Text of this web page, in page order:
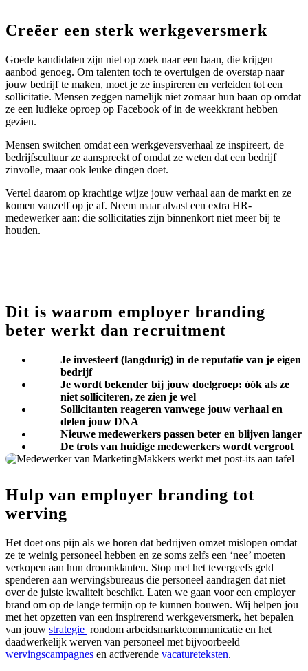
Creëer een sterk werkgeversmerk
Goede kandidaten zijn niet op zoek naar een baan, die krijgen
aanbod genoeg. Om talenten toch te overtuigen de overstap naar
jouw bedrijf te maken, moet je ze inspireren en verleiden tot een
sollicitatie. Mensen zeggen namelijk niet zomaar hun baan op omdat
ze een ludieke oproep op Facebook of in de weekkrant hebben
gezien.
Mensen switchen omdat een werkgeversverhaal ze inspireert, de
bedrijfscultuur ze aanspreekt of omdat ze weten dat een bedrijf
zinvolle, maar ook leuke dingen doet.
Vertel daarom op krachtige wijze jouw verhaal aan de markt en ze
komen vanzelf op je af. Neem maar alvast een extra HR-
medewerker aan: die sollicitaties zijn binnenkort niet meer bij te
houden.
Dit is waarom employer branding
beter werkt dan recruitment
Je investeert (langdurig) in de reputatie van je eigen
bedrijf
Je wordt bekender bij jouw doelgroep: óók als ze
niet solliciteren, ze zien je wel
Sollicitanten reageren vanwege jouw verhaal en
delen jouw DNA
Nieuwe medewerkers passen beter en blijven langer
De trots van huidige medewerkers wordt vergroot
Hulp van employer branding tot
werving
Het doet ons pijn als we horen dat bedrijven omzet mislopen omdat
ze te weinig personeel hebben en ze soms zelfs een ‘nee’ moeten
verkopen aan hun droomklanten. Stop met het tevergeefs geld
spenderen aan wervingsbureaus die personeel aandragen dat niet
over de juiste kwaliteit beschikt. Laten we gaan voor een employer
brand om op de lange termijn op te kunnen bouwen. Wij helpen jou
met het opzetten van een inspirerend werkgeversmerk, het bepalen
van jouw strategie rondom arbeidsmarktcommunicatie en het
daadwerkelijk werven van personeel met bijvoorbeeld
wervingscampagnes en activerende vacatureteksten.